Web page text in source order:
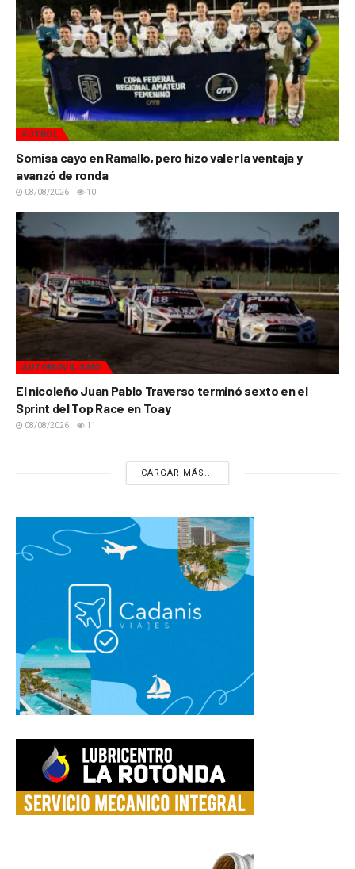
FÚTBOL
Somisa cayo en Ramallo, pero hizo valer la ventaja y
avanzó de ronda
08/08/2026 10
AUTOMOVILISMO
El nicoleño Juan Pablo Traverso terminó sexto en el
Sprint del Top Race en Toay
08/08/2026 11
CARGAR MÁS...